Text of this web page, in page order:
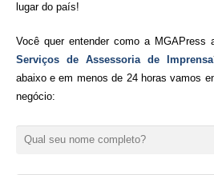
lugar do país!
Você quer entender como a MGAPress
Serviços de Assessoria de Imprensa
abaixo e em menos de 24 horas vamos
negócio: